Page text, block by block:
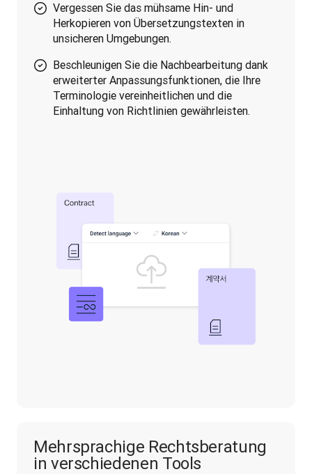
Vergessen Sie das mühsame Hin- und
Herkopieren von Übersetzungstexten in
unsicheren Umgebungen.
Beschleunigen Sie die Nachbearbeitung dank
erweiterter Anpassungsfunktionen, die Ihre
Terminologie vereinheitlichen und die
Einhaltung von Richtlinien gewährleisten.
Mehrsprachige Rechtsberatung
in verschiedenen Tools